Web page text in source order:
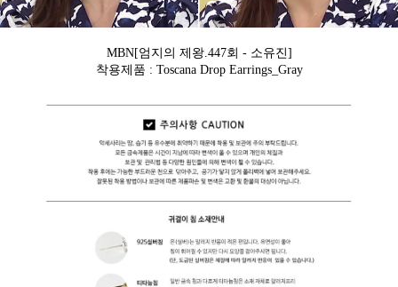
MBN[엄지의 제왕.447회 - 소유진]
착용제품 : Toscana Drop Earrings_Gray